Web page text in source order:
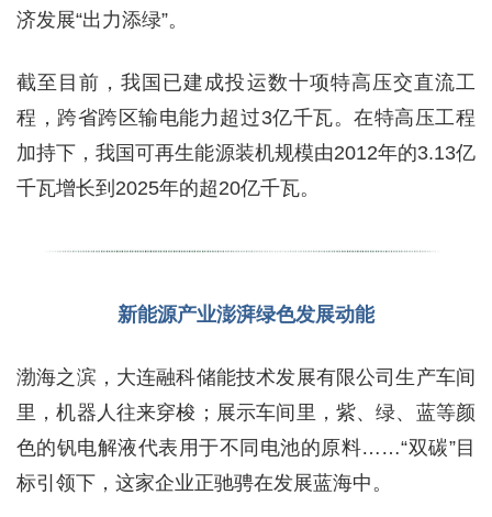
济发展“出力添绿”。
截至目前，我国已建成投运数十项特高压交直流工
程，跨省跨区输电能力超过3亿千瓦。在特高压工程
加持下，我国可再生能源装机规模由2012年的3.13亿
千瓦增长到2025年的超20亿千瓦。
新能源产业澎湃绿色发展动能
渤海之滨，大连融科储能技术发展有限公司生产车间
里，机器人往来穿梭；展示车间里，紫、绿、蓝等颜
色的钒电解液代表用于不同电池的原料……“双碳”目
标引领下，这家企业正驰骋在发展蓝海中。